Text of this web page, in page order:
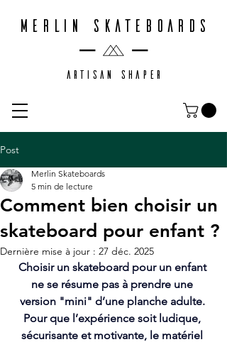
MERLIN SKATEBOARDS
ARTISAN SHAPER
Post
Comment bien choisir un
skateboard pour enfant ?
Merlin Skateboards
5 min de lecture
Dernière mise à jour : 27 déc. 2025
Choisir un skateboard pour un enfant
ne se résume pas à prendre une
version "mini" d’une planche adulte.
Pour que l’expérience soit ludique,
sécurisante et motivante, le matériel